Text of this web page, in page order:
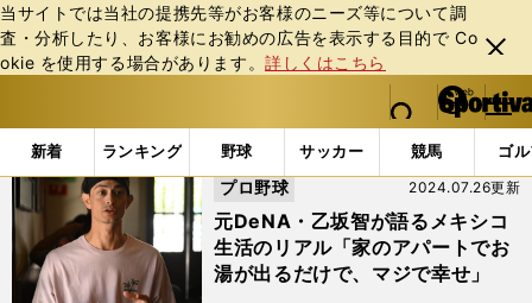
当サイトでは当社の提携先等がお客様のニーズ等について調
査・分析したり、お客様にお勧めの広告を表⽰する⽬的で Co
okie を使⽤する場合があります。詳しくはこちら
閉じ
る
web Sportiva (webスポルティーバ)
検索
マイペ
ー
ジ
メニュ
新着 ランキング 野球 サッカー 競馬 ゴ
b
ス
ル
テ
ィ
ー
「#メキシカンリーグ」の最新ニュース・ 情報
元DeNA・乙坂智が語るメキシコ
生活のリアル「家のアパートでお
湯が出るだけで、マジで幸せ」
2024.07.26更新
プロ野球